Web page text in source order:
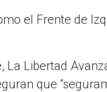
el Frente de
Libertad
que